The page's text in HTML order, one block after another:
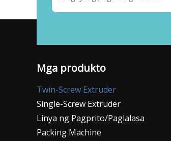
Mga produkto
Twin-Screw Extruder
Single-Screw Extruder
Linya ng Pagprito/Paglalasa
Packing Machine